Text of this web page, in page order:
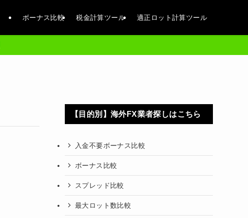
ボーナス比較 税金計算ツール 適正ロット計算ツール
【目的別】海外FX業者探しはこちら
入金不要ボーナス比較
ボーナス比較
スプレッド比較
最大ロット数比較